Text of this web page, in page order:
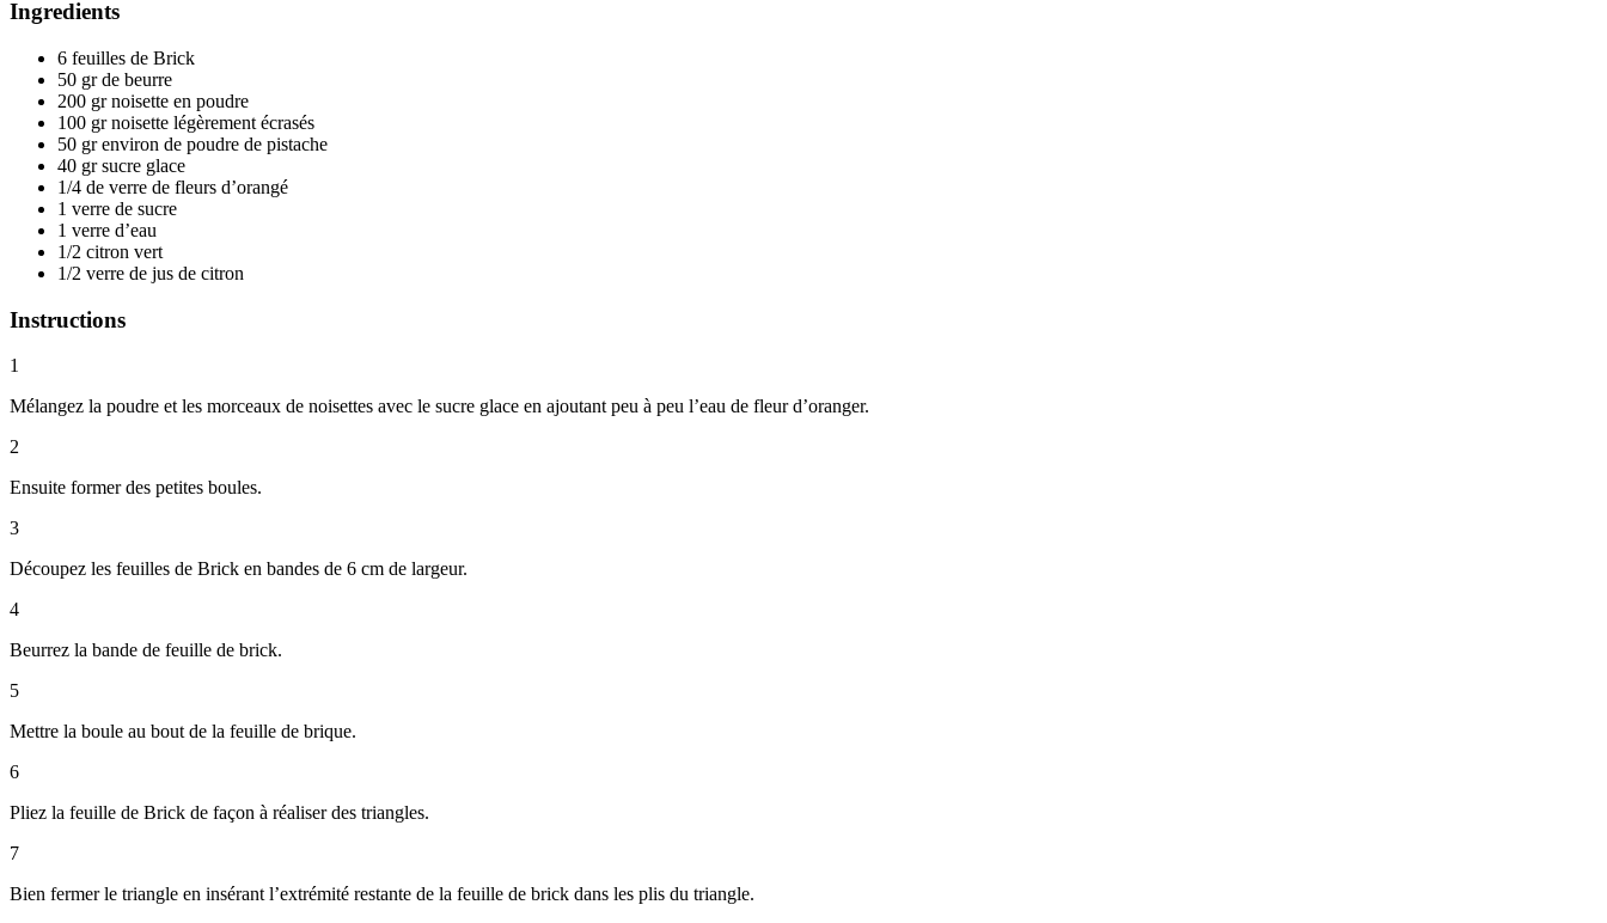
Ingredients
6 feuilles de Brick
50 gr de beurre
200 gr noisette en poudre
100 gr noisette légèrement écrasés
50 gr environ de poudre de pistache
40 gr sucre glace
1/4 de verre de fleurs d’orangé
1 verre de sucre
1 verre d’eau
1/2 citron vert
1/2 verre de jus de citron
Instructions
1
Mélangez la poudre et les morceaux de noisettes avec le sucre glace en ajoutant peu à peu l’eau de fleur d’oranger.
2
Ensuite former des petites boules.
3
Découpez les feuilles de Brick en bandes de 6 cm de largeur.
4
Beurrez la bande de feuille de brick.
5
Mettre la boule au bout de la feuille de brique.
6
Pliez la feuille de Brick de façon à réaliser des triangles.
7
Bien fermer le triangle en insérant l’extrémité restante de la feuille de brick dans les plis du triangle.